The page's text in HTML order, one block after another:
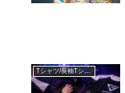
Tシャツ/長袖Tシャツ